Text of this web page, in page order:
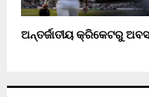
ଅନ୍ତର୍ଜାତୀୟ କ୍ରିକେଟରୁ